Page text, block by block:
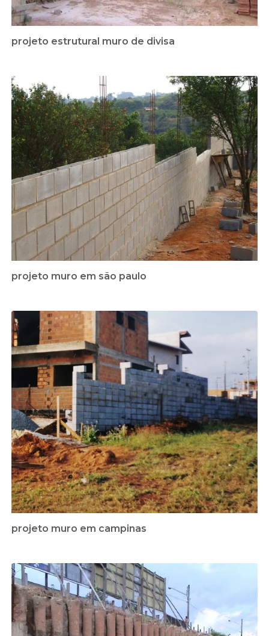
projeto estrutural muro de divisa
projeto muro em são paulo
projeto muro em campinas